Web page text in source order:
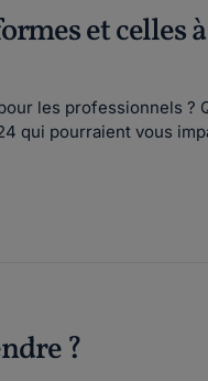
et celles
les professionnels ?
qui pourraient vous
?